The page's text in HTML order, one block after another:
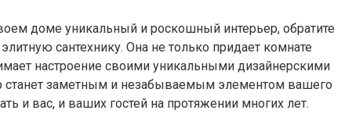
доме уникальный и роскошный интерьер, обратите
сантехнику. Она не только придает комнате
настроение своими уникальными дизайнерскими
станет заметным и незабываемым элементом вашего
и вас, и ваших гостей на протяжении многих лет.